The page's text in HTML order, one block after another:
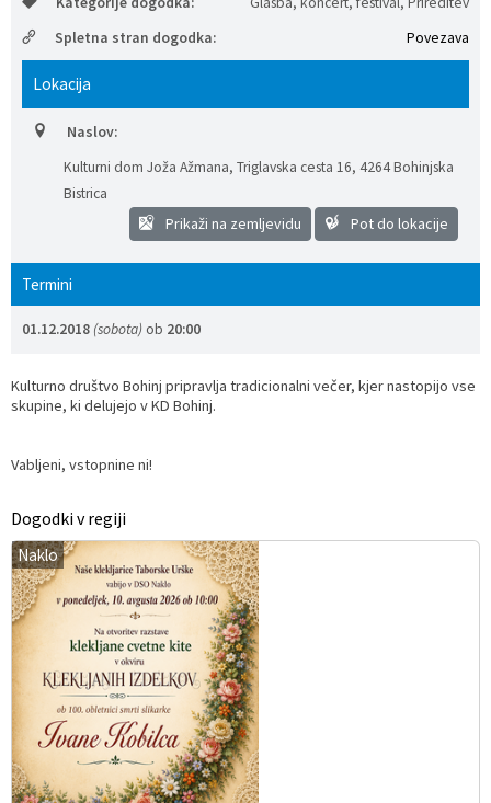
Spletna stran dogodka:
Povezava
Lokacija
Naslov:
Kulturni dom Joža Ažmana, Triglavska cesta 16, 4264 Bohinjska
Bistrica
Prikaži na zemljevidu Pot do lokacije
Termini
01.12.2018 (sobota)ob 20:00
Kulturno društvo Bohinj pripravlja tradicionalni večer, kjer nastopijo vse
skupine, ki delujejo v KD Bohinj.
Vabljeni, vstopnine ni!
Dogodki v regiji
Naklo
Prostorski dokumenti
Proračunski dokumenti
Občinski predpisi
Skupna občinska uprava
Civilna zaščita in požarna varnost
Kontakt
Pogosta vprašanja
Lokacije defibrilatorjev
Merilniki hitrosti
Števec kolesarjev
Hišna in ledinska imena